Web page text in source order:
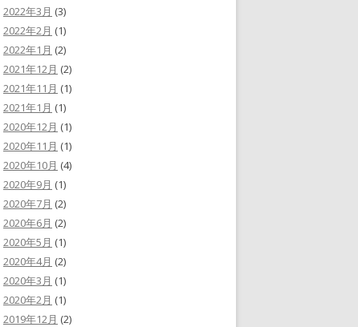
2022年3月 (3)
2022年2月 (1)
2022年1月 (2)
2021年12月 (2)
2021年11月 (1)
2021年1月 (1)
2020年12月 (1)
2020年11月 (1)
2020年10月 (4)
2020年9月 (1)
2020年7月 (2)
2020年6月 (2)
2020年5月 (1)
2020年4月 (2)
2020年3月 (1)
2020年2月 (1)
2019年12月 (2)